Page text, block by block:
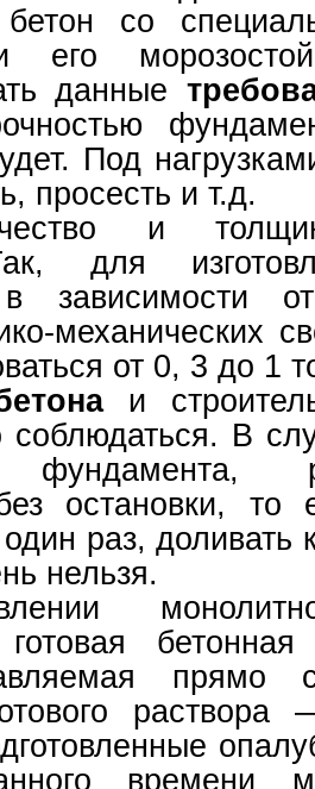
бетон со
его
данные
Под
просесть и т.д.
и
для
зависимости
механических
от 0, 3 до 1
и
соблюдаться. В
фундамента,
остановки,
раз, доливать
нельзя.
готовая
прямо
времени